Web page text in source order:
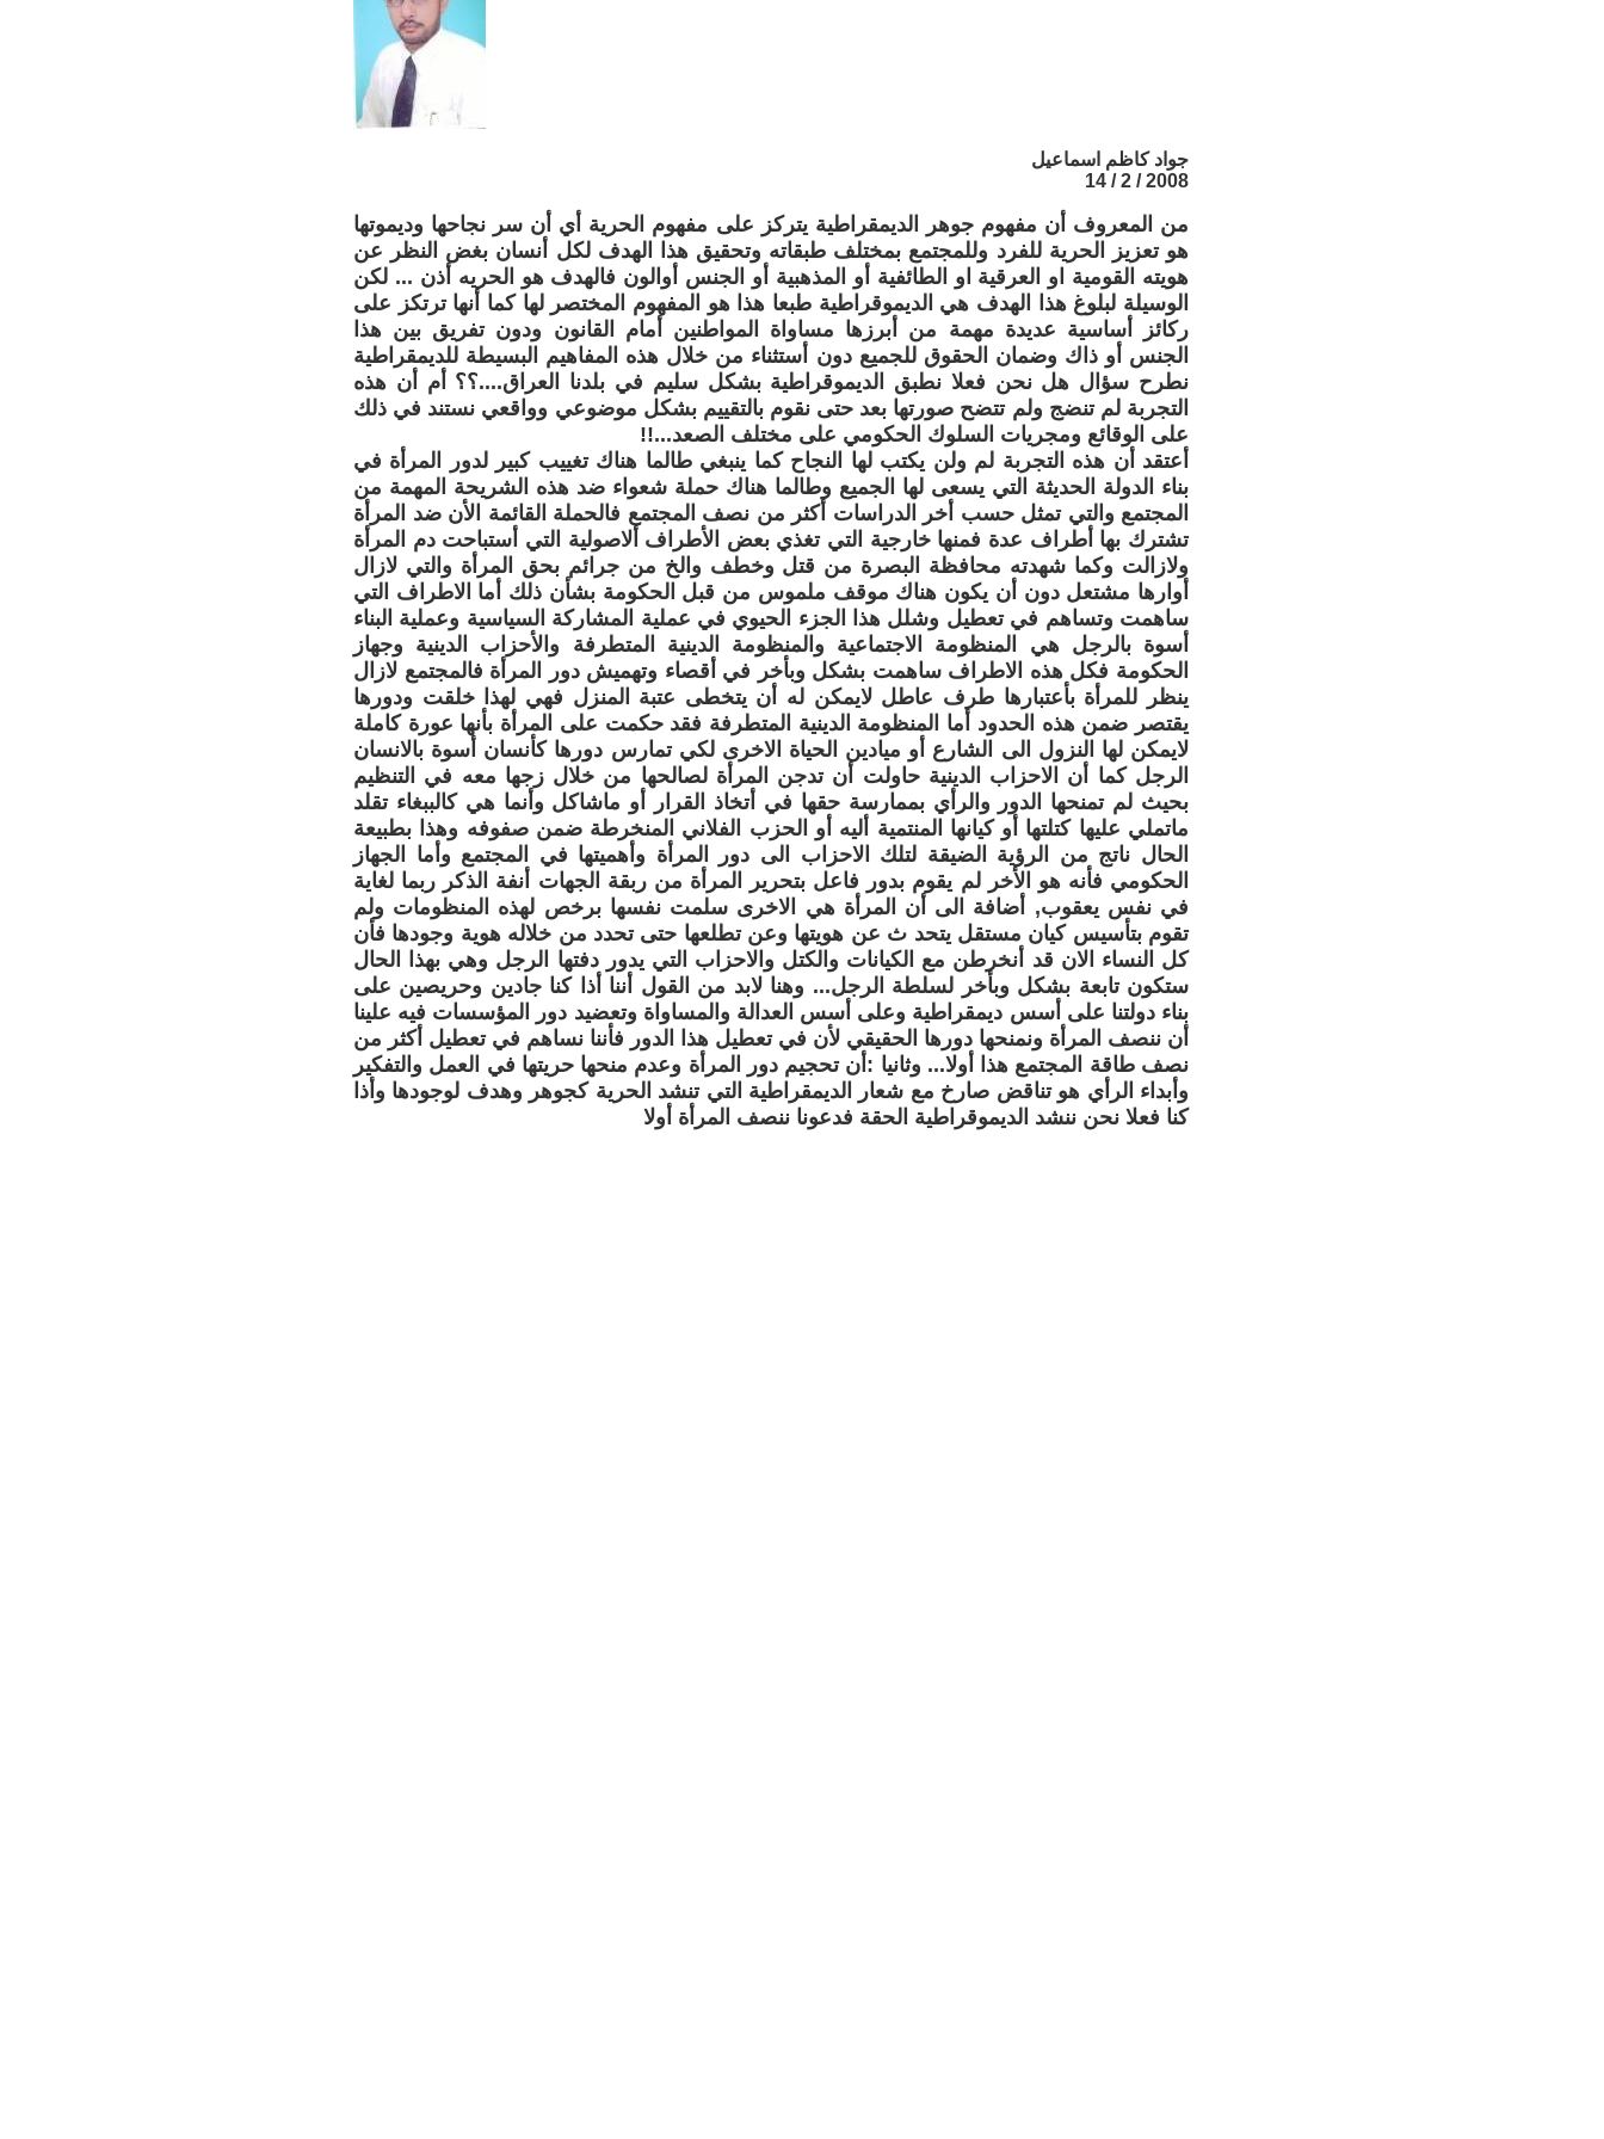
جواد كاظم اسماعيل
2008 / 2 / 14
من المعروف أن مفهوم جوهر الديمقراطية يتركز على مفهوم الحرية أي أن سر نجاحها وديموتها
هو تعزيز الحرية للفرد وللمجتمع بمختلف طبقاته وتحقيق هذا الهدف لكل أنسان بغض النظر عن
هويته القومية او العرقية او الطائفية أو المذهبية أو الجنس أوالون فالهدف هو الحريه أذن ... لكن
الوسيلة لبلوغ هذا الهدف هي الديموقراطية طبعا هذا هو المفهوم المختصر لها كما أنها ترتكز على
ركائز أساسية عديدة مهمة من أبرزها مساواة المواطنين أمام القانون ودون تفريق بين هذا
الجنس أو ذاك وضمان الحقوق للجميع دون أستثناء من خلال هذه المفاهيم البسيطة للديمقراطية
نطرح سؤال هل نحن فعلا نطبق الديموقراطية بشكل سليم في بلدنا العراق....؟؟ أم أن هذه
التجربة لم تنضج ولم تتضح صورتها بعد حتى نقوم بالتقييم بشكل موضوعي وواقعي نستند في ذلك
على الوقائع ومجريات السلوك الحكومي على مختلف الصعد...!!
أعتقد أن هذه التجربة لم ولن يكتب لها النجاح كما ينبغي طالما هناك تغييب كبير لدور المرأة في
بناء الدولة الحديثة التي يسعى لها الجميع وطالما هناك حملة شعواء ضد هذه الشريحة المهمة من
المجتمع والتي تمثل حسب أخر الدراسات أكثر من نصف المجتمع فالحملة القائمة الأن ضد المرأة
تشترك بها أطراف عدة فمنها خارجية التي تغذي بعض الأطراف ألاصولية التي أستباحت دم المرأة
ولازالت وكما شهدته محافظة البصرة من قتل وخطف والخ من جرائم بحق المرأة والتي لازال
أوارها مشتعل دون أن يكون هناك موقف ملموس من قبل الحكومة بشأن ذلك أما الاطراف التي
ساهمت وتساهم في تعطيل وشلل هذا الجزء الحيوي في عملية المشاركة السياسية وعملية البناء
أسوة بالرجل هي المنظومة الاجتماعية والمنظومة الدينية المتطرفة والأحزاب الدينية وجهاز
الحكومة فكل هذه الاطراف ساهمت بشكل وبأخر في أقصاء وتهميش دور المرأة فالمجتمع لازال
ينظر للمرأة بأعتبارها طرف عاطل لايمكن له أن يتخطى عتبة المنزل فهي لهذا خلقت ودورها
يقتصر ضمن هذه الحدود أما المنظومة الدينية المتطرفة فقد حكمت على المرأة بأنها عورة كاملة
لايمكن لها النزول الى الشارع أو ميادين الحياة الاخرى لكي تمارس دورها كأنسان أسوة بالانسان
الرجل كما أن الاحزاب الدينية حاولت أن تدجن المرأة لصالحها من خلال زجها معه في التنظيم
بحيث لم تمنحها الدور والرأي بممارسة حقها في أتخاذ القرار أو ماشاكل وأنما هي كالببغاء تقلد
ماتملي عليها كتلتها أو كيانها المنتمية أليه أو الحزب الفلاني المنخرطة ضمن صفوفه وهذا بطبيعة
الحال ناتج من الرؤية الضيقة لتلك الاحزاب الى دور المرأة وأهميتها في المجتمع وأما الجهاز
الحكومي فأنه هو الأخر لم يقوم بدور فاعل بتحرير المرأة من ربقة الجهات أنفة الذكر ربما لغاية
في نفس يعقوب, أضافة الى أن المرأة هي الاخرى سلمت نفسها برخص لهذه المنظومات ولم
تقوم بتأسيس كيان مستقل يتحد ث عن هويتها وعن تطلعها حتى تحدد من خلاله هوية وجودها فأن
كل النساء الان قد أنخرطن مع الكيانات والكتل والاحزاب التي يدور دفتها الرجل وهي بهذا الحال
ستكون تابعة بشكل وبأخر لسلطة الرجل... وهنا لابد من القول أننا أذا كنا جادين وحريصين على
بناء دولتنا على أسس ديمقراطية وعلى أسس العدالة والمساواة وتعضيد دور المؤسسات فيه علينا
أن ننصف المرأة ونمنحها دورها الحقيقي لأن في تعطيل هذا الدور فأننا نساهم في تعطيل أكثر من
نصف طاقة المجتمع هذا أولا... وثانيا :أن تحجيم دور المرأة وعدم منحها حريتها في العمل والتفكير
وأبداء الرأي هو تناقض صارخ مع شعار الديمقراطية التي تنشد الحرية كجوهر وهدف لوجودها وأذا
كنا فعلا نحن ننشد الديموقراطية الحقة فدعونا ننصف المرأة أولا